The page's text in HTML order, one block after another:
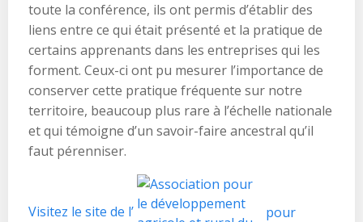
toute la conférence, ils ont permis d’établir des
liens entre ce qui était présenté et la pratique de
certains apprenants dans les entreprises qui les
forment. Ceux-ci ont pu mesurer l’importance de
conserver cette pratique fréquente sur notre
territoire, beaucoup plus rare à l’échelle nationale
et qui témoigne d’un savoir-faire ancestral qu’il
faut pérenniser.
Visitez le site de l’ pour